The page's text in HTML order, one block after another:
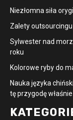
Niezłomna siła
Zalety
Sylwester nad
roku
Kolorowe ryby do
Nauka języka
tę przygodę